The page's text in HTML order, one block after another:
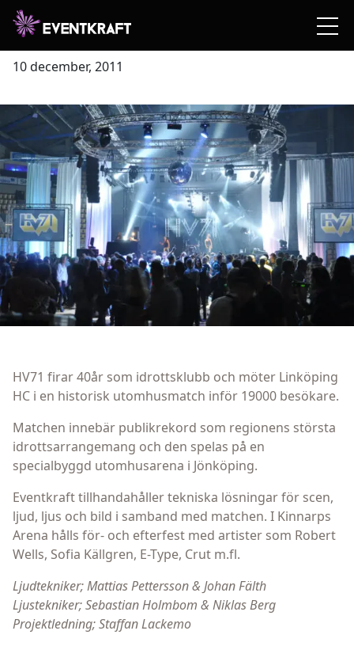
Publikrekord HV71 40år
10 december, 2011
HV71 firar 40år som idrottsklubb och möter Linköping
HC i en historisk utomhusmatch inför 19000 besökare.
Matchen innebär publikrekord som regionens största
idrottsarrangemang och den spelas på en
specialbyggd utomhusarena i Jönköping.
Eventkraft tillhandahåller tekniska lösningar för scen,
ljud, ljus och bild i samband med matchen. I Kinnarps
Arena hålls för- och efterfest med artister som Robert
Wells, Sofia Källgren, E-Type, Crut m.fl.
Ljudtekniker; Mattias Pettersson & Johan Fälth
Ljustekniker; Sebastian Holmbom & Niklas Berg
Projektledning; Staffan Lackemo